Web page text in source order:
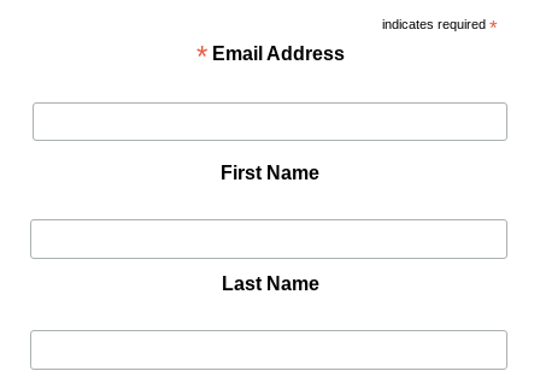
*
Email Address
*
First Name
Last Name